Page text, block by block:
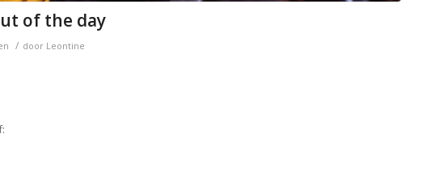
of the day
/ door Leontine
of: